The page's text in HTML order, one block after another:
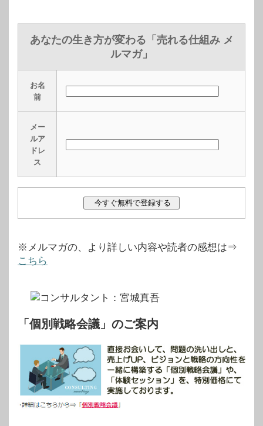
あなたの生き方が変わる「売れる仕組み メ
ルマガ」
お名
前
メー
ルア
ドレ
ス
※メルマガの、より詳しい内容や読者の感想は⇒
こちら
「個別戦略会議」のご案内